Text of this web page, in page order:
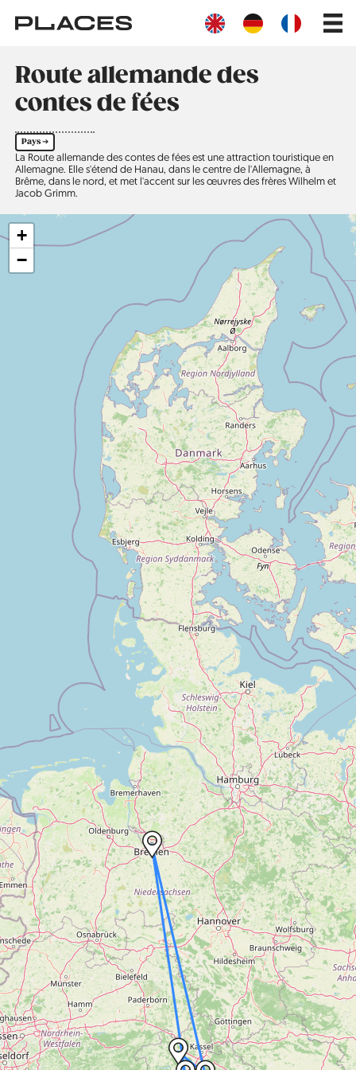
contenu
Main
Route allemande des
contes de fées
Pays ➔
La Route allemande des contes de fées est une attraction touristique en
Allemagne. Elle s'étend de Hanau, dans le centre de l'Allemagne, à
Brême, dans le nord, et met l'accent sur les œuvres des frères Wilhelm et
Jacob Grimm.
+
−